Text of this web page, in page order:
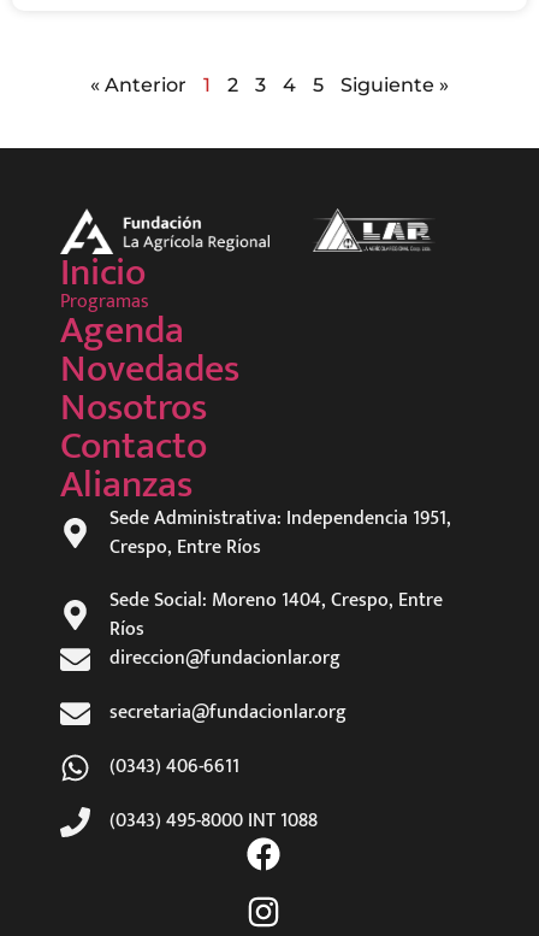
« Anterior 1 2 3 4 5 Siguiente »
Inicio
Programas
Agenda
Novedades
Nosotros
Contacto
Alianzas
Sede Administrativa: Independencia 1951,
Crespo, Entre Ríos
Sede Social: Moreno 1404, Crespo, Entre
Ríos
direccion@fundacionlar.org
secretaria@fundacionlar.org
(0343) 406-6611
(0343) 495-8000 INT 1088